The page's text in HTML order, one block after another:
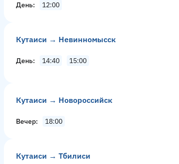
День 12:00
Кутаиси → Невинномысск
День 14:40 15:00
Кутаиси → Новороссийск
Вечер 18:00
Кутаиси → Тбилиси